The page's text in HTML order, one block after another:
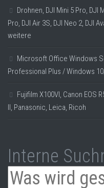
Drohnen, DJI Mini 5 Pro, DJI
Pro, DJI Air 3S, DJI Neo 2, DJI
weitere
Microsoft Office Windows
Professional Plus / Windows
Fujifilm X100VI, Canon EOS
II, Panasonic, Leica, Ricoh
Interne